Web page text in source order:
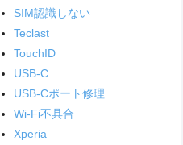
SIM認識しない
Teclast
TouchID
USB-C
USB-Cポート修理
Wi-Fi不具合
Xperia